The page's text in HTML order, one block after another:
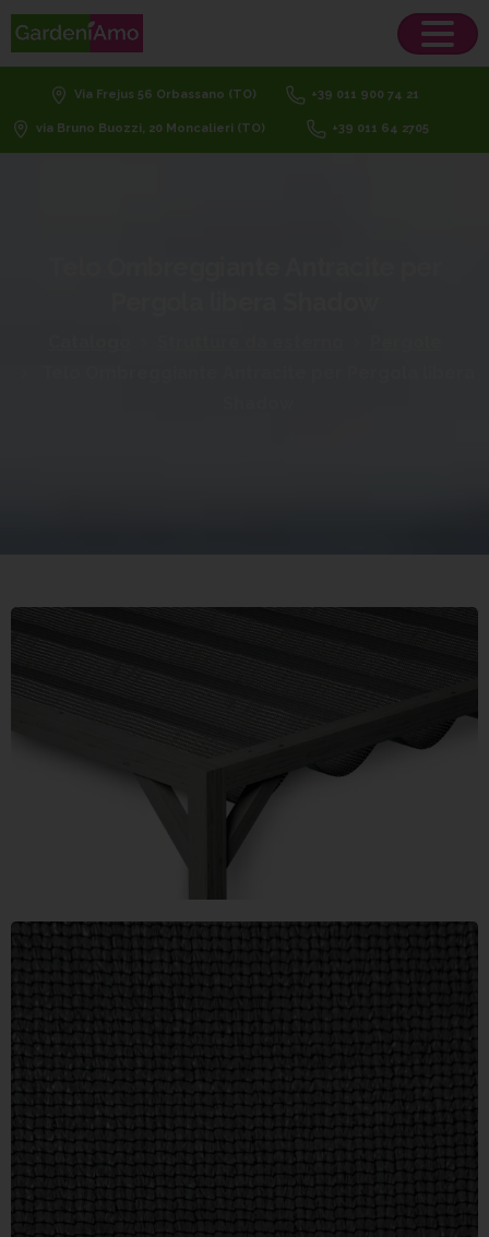
Via Frejus 56 Orbassano (TO) +39 011 900 74 21
via Bruno Buozzi, 20 Moncalieri (TO) +39 011 64 2705